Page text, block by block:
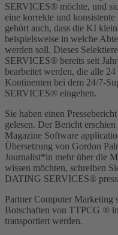
SERVICES® möchte, und
eine korrekte und
gehört auch, dass die KI
beispielsweise in welche
werden soll. Dieses
SERVICES® bereits seit
bearbeitet werden, die alle
Kontinenten bei dem 24/7-
SERVICES® eingehen.
Sie haben einen
gelesen. Der Bericht
Magazine Software
Übersetzung von Gordon
Journalist*in mehr über die
wissen möchten, schreiben
DATING SERVICES®
Partner Computer Marketing
Botschaften von TTPCG ®
transportiert werden.